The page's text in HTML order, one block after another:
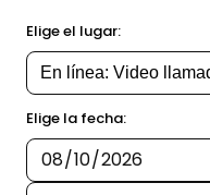
Elige el lugar:
Elige la fecha: